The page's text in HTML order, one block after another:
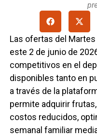
Las ofertas del
este 2 de junio de
competitivos en el
disponibles tanto en
a través de la
permite adquirir
costos reducidos,
semanal familiar